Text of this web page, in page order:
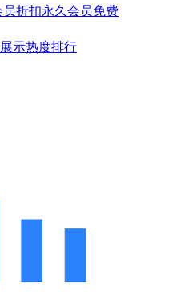
折扣永久会员免费
示热度排行